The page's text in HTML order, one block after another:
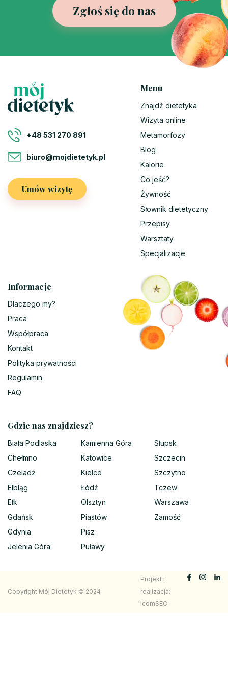
Zgłoś się do nas
+48 531 270 891
biuro@mojdietetyk.pl
Umów wizytę
Menu
Znajdź dietetyka
Wizyta online
Metamorfozy
Blog
Kalorie
Co jeść?
Żywność
Słownik dietetyczny
Przepisy
Warsztaty
Specjalizacje
Informacje
Dlaczego my?
Praca
Współpraca
Kontakt
Polityka prywatności
Regulamin
FAQ
Gdzie nas znajdziesz?
Biała Podlaska
Chełmno
Czeladź
Elbląg
Ełk
Gdańsk
Gdynia
Jelenia Góra
Kamienna Góra
Katowice
Kielce
Łódź
Olsztyn
Piastów
Pisz
Puławy
Słupsk
Szczecin
Szczytno
Tczew
Warszawa
Zamość
Copyright Mój Dietetyk © 2024
Projekt i
realizacja:
icomSEO